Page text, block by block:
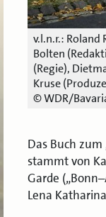
v.l.n.r.:
Bolten
(Regie),
Kruse
© WDR/
Das Buch
stammt von
Garde
Lena